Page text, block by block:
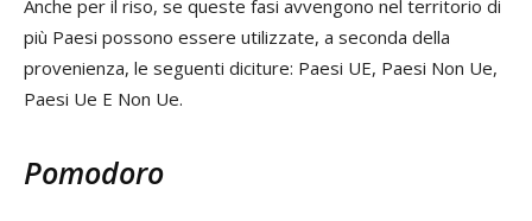
Anche per il riso, se queste fasi avvengono nel territorio di
più Paesi possono essere utilizzate, a seconda della
provenienza, le seguenti diciture: Paesi UE, Paesi Non Ue,
Paesi Ue E Non Ue.
Pomodoro